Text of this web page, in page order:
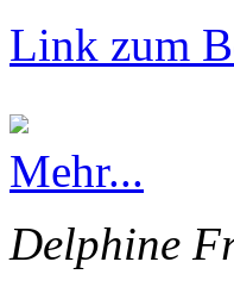
Link zum
Mehr...
Delphine